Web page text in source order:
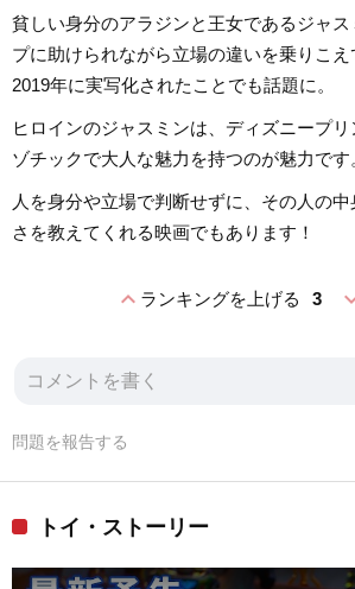
貧しい身分のアラジンと王女であるジャ
プに助けられながら立場の違いを乗りこえ
2019年に実写化されたことでも話題に。
ヒロインのジャスミンは、ディズニープ
ゾチックで大人な魅力を持つのが魅力です
人を身分や立場で判断せずに、その人の
さを教えてくれる映画でもあります！
expand_lessランキングを上げる 3
問題を報告する
トイ・ストーリー